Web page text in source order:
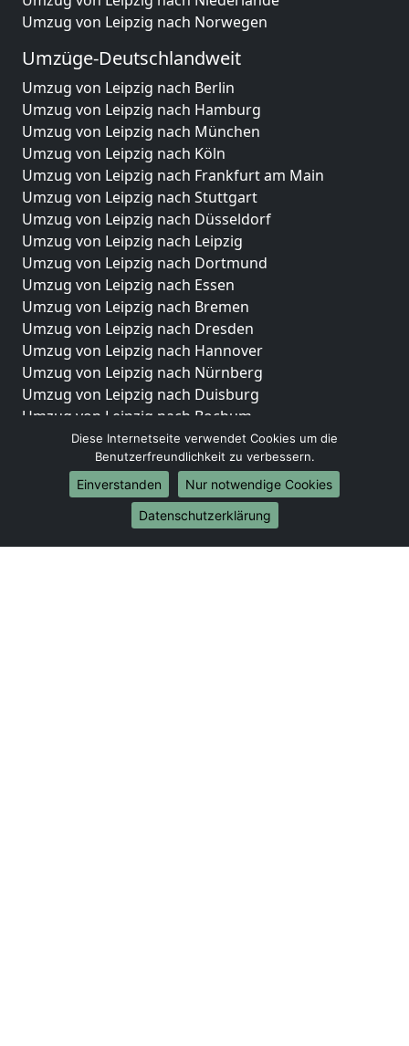
Umzug von Leipzig nach Norwegen
Umzüge-Deutschlandweit
Umzug von Leipzig nach Berlin
Umzug von Leipzig nach Hamburg
Umzug von Leipzig nach München
Umzug von Leipzig nach Köln
Umzug von Leipzig nach Frankfurt am Main
Umzug von Leipzig nach Stuttgart
Umzug von Leipzig nach Düsseldorf
Umzug von Leipzig nach Leipzig
Umzug von Leipzig nach Dortmund
Umzug von Leipzig nach Essen
Umzug von Leipzig nach Bremen
Umzug von Leipzig nach Dresden
Umzug von Leipzig nach Hannover
Umzug von Leipzig nach Nürnberg
Umzug von Leipzig nach Duisburg
Umzug von Leipzig nach Bochum
Umzug von Leipzig nach Wuppertal
Umzug von Leipzig nach Bielefeld
Umzug von Leipzig nach Bonn
Umzug von Leipzig nach Münster
Diese Internetseite verwendet Cookies um die
Benutzerfreundlichkeit zu verbessern.
Einverstanden
Nur notwendige Cookies
Datenschutzerklärung